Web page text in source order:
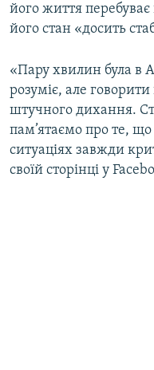
Усі сайти RFE/RL
його життя
його стан «досить
«Пару хвилин була в
розуміє, але
штучного дихання.
пам’ятаємо про те,
ситуаціях завжди
своїй сторінці у